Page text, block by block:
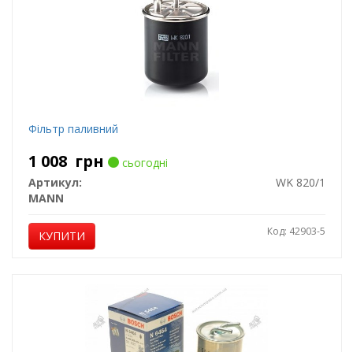
Фільтр паливний
1 008 грн
сьогодні
Артикул:
WK 820/1
MANN
КУПИТИ Код: 42903-5